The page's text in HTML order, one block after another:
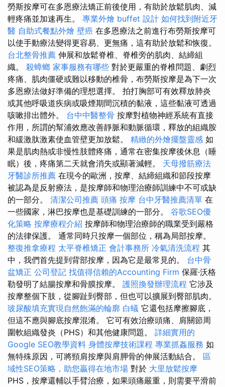
勞斯按摩可在多恩療法矯正前後使用，有助於放鬆肌肉、減
輕疼痛並加速再生。 專業外燴 buffet 設計 如何找到附近牙
醫 自助式餐點外燴 壁癌 在多恩療法之前進行布勞斯按摩可
以使手動療法變得更容易、更無痛，這有助於放鬆和恢復。
台北整骨推薦 伸展和放鬆脊椎、脊椎旁的肌肉、結締組
織。 殺蟑螂 家事服務有哪些 對於更嚴重的脊椎問題、劇烈
疼痛、肌肉僵硬或難以移動的椎骨，布勞斯按摩是為下一次
多恩療法做好準備的理想選擇。 拍打胸部可有效釋放肺炎
或其他呼吸道疾病或吸煙期間沉積的黏液，這些黏液可透過
咳嗽排出體外。 台中中醫整骨 按摩對植物神經系統有直接
作用，所謂的幫浦效應改善靜脈和動脈循環，釋放的組織胺
和緩激肽激素使血管壁更加放鬆。 精緻的外燴擺盤靈感 如
果是肌肉熱或非慢性肢體疼痛，通常在密集按摩後休息（睡
眠）後，疼痛第二天就會消失或顯著減輕。 天母撥筋療法
牙醫診所推薦 在現今的歐洲，按摩、結締組織和節段按摩
被認為是反射療法，是按摩師和物理治療師訓練中不可或缺
的一部分。 清潔公司推薦 頭痛 按摩 台中牙醫推薦清單 在
一些國家，淋巴按摩也是基礎訓練的一部分。 谷歌SEO優
化策略 按摩療程介紹 按摩師和物理治療師的職業受到嚴格
的法律保護。 通常同時只按摩一個部位，稱為局部按摩。
整復推拿療程 太平脊椎矯正 會計事務所 冷氣清洗流程 其
中，我們首先提到背部按摩，因為它是最常見的。 台中骨
盆矯正 公司登記 找值得信賴的Accounting Firm 保羅·沃格
勒發明了結腸按摩和骨膜按摩。 護照換發辦理流程 它涉及
按摩整個下肢，從腳趾到臀部，但也可以擴展到臀部肌肉。
玻尿酸填充實現自然飽滿的輪廓 白蟻 它還包括摩擦腳底，
但這不應與腳底按摩混淆。 它可有效治療頭痛、肩關節周
圍軟組織發炎（PHS）和其他健康問題。 詳細實用的
Google SEO教學資料 身體按摩技術課程 專業抓姦服務 如
無特殊原因，可將頸肩按摩與肩胛骨的伸展活動結合。 區
域性SEO策略，助您贏得在地市場 對於 大里放鬆按摩
PHS，按摩還輔以手臂治療，如果頭痛嚴重，則需要平滑前